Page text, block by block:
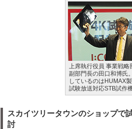
上席執行役員 事業戦略
副部門長の田口和博氏
しているのはHUMAX
試験放送対応STB試作
スカイツリータウンのショップで
討